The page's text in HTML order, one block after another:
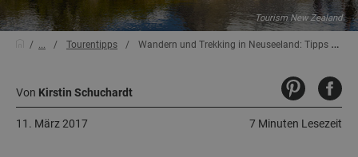
Tourism New Zealand
... Tourentipps Wandern und Trekking in Neuseeland: Tipps für die Tourenplanung
Von Kirstin Schuchardt
7 Minuten Lesezeit
11. März 2017